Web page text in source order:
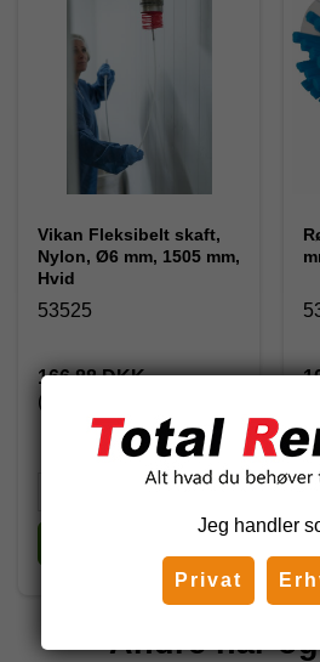
Vikan Fleksibelt skaft,
Nylon, Ø6 mm, 1505 mm,
Hvid
53525
166,88 DKK
(inkl. moms)
Andre har
Jeg handler
Privat